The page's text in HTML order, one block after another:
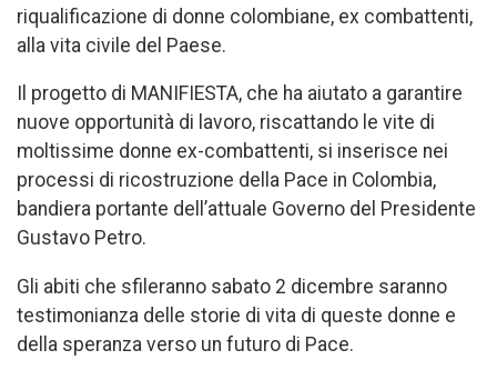
riqualificazione di donne colombiane, ex combattenti,
alla vita civile del Paese.
Il progetto di MANIFIESTA, che ha aiutato a garantire
nuove opportunità di lavoro, riscattando le vite di
moltissime donne ex-combattenti, si inserisce nei
processi di ricostruzione della Pace in Colombia,
bandiera portante dell’attuale Governo del Presidente
Gustavo Petro.
Gli abiti che sfileranno sabato 2 dicembre saranno
testimonianza delle storie di vita di queste donne e
della speranza verso un futuro di Pace.